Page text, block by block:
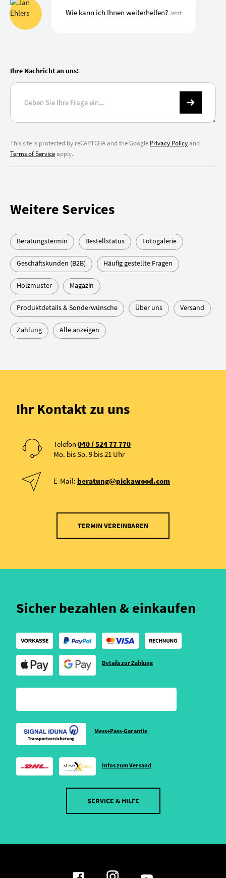
Wie kann ich Ihnen weiterhelfen?Jetzt
Ihre Nachricht an uns:
This site is protected by reCAPTCHA and the Google Privacy Policyand
Terms of Serviceapply.
Weitere Services
Beratungstermin Bestellstatus Fotogalerie
Geschäftskunden (B2B) Häufig gestellte Fragen
Holzmuster Magazin
Produktdetails & Sonderwünsche Über uns Versand
Zahlung Alle anzeigen
Ihr Kontakt zu uns
Telefon 040 / 524 77 770
Mo. bis So. 9 bis 21 Uhr
E-Mail: beratung@pickawood.com
TERMIN VEREINBAREN
Sicher bezahlen & einkaufen
Details zur Zahlung
Mess+Pass-Garantie
Infos zum Versand
SERVICE & HILFE